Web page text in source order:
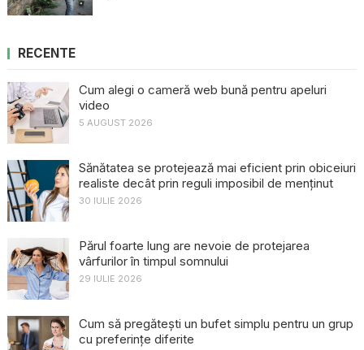
RECENTE
Cum alegi o cameră web bună pentru apeluri
video
5 AUGUST 2026
Sănătatea se protejează mai eficient prin obiceiuri
realiste decât prin reguli imposibil de menținut
30 IULIE 2026
Părul foarte lung are nevoie de protejarea
vârfurilor în timpul somnului
29 IULIE 2026
Cum să pregătești un bufet simplu pentru un grup
cu preferințe diferite